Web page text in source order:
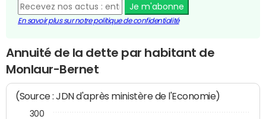
Je m'abonne
En savoir plus sur notre politique de confidentialité
Annuité de la dette par habitant de
Monlaur-Bernet
(Source : JDN d'après ministère de l'Economie)
300